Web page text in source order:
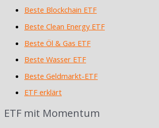
Beste Blockchain ETF
Beste Clean Energy ETF
Beste Öl & Gas ETF
Beste Wasser ETF
Beste Geldmarkt-ETF
ETF erklärt
ETF mit Momentum